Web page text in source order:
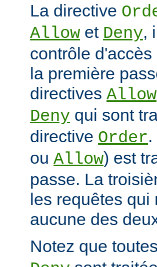
La directive
Allow et Deny,
contrôle
la première
directives Allow
Deny qui sont
directive Order
ou Allow) est
passe. La
les requêtes qui
aucune des
Notez que